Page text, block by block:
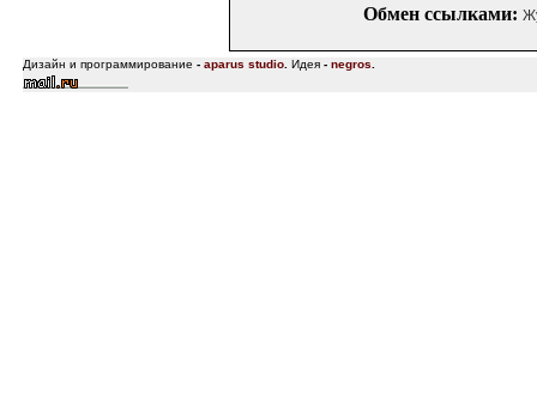
Обмен ссылками:
Дизайн и программирование - aparus studio Идея - negros